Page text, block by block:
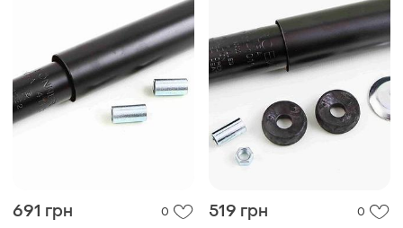
691 грн 0 519 грн 0